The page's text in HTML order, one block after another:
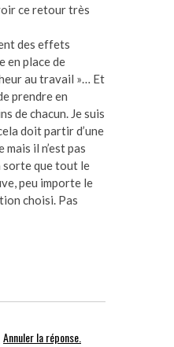
ce retour très
des effets
en place de
au travail »… Et
prendre en
de chacun. Je suis
doit partir d’une
il n’est pas
sorte que tout le
peu importe le
choisi. Pas
Annuler la réponse.